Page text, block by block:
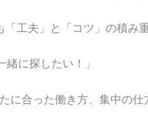
工夫」と「コツ」の積み
に探したい！」
に合った働き方、集中の仕